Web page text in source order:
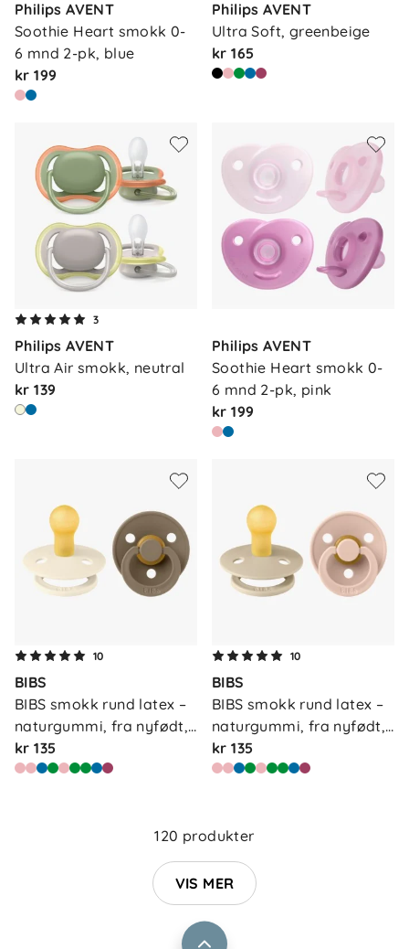
Philips AVENT
Soothie Heart smokk 0-
6 mnd 2-pk, blue
kr 199
Philips AVENT
Ultra Soft, greenbeige
kr 165
3
Philips AVENT
Ultra Air smokk, neutral
kr 139
Philips AVENT
Soothie Heart smokk 0-
6 mnd 2-pk, pink
kr 199
10
BIBS
BIBS smokk rund latex –
naturgummi, fra nyfødt,
…
kr 135
10
BIBS
BIBS smokk rund latex –
naturgummi, fra nyfødt,
…
kr 135
120 produkter
VIS MER
Om oss
Vårt samfunnsansvar
Jobbe i Barnas Hus